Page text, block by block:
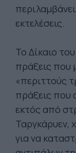
εκτελέσεις.
Το Δίκαιο
πράξεις που
«περιττούς
πράξεις που
εκτός από
Ταργκάρυεν,
για να